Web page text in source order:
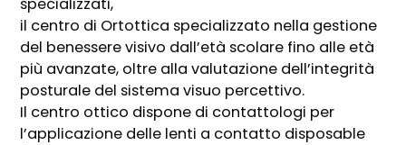
il centro di Ortottica specializzato nella gestione
del benessere visivo dall’età scolare fino alle età
più avanzate, oltre alla valutazione dell’integrità
posturale del sistema visuo percettivo.
Il centro ottico dispone di contattologi per
l’applicazione delle lenti a contatto disposable